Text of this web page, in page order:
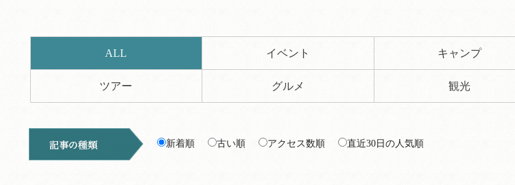
ALL イベント キャンプ
ツアー グルメ 観光
新着順 古い順 アクセス数順 直近30日の人気順